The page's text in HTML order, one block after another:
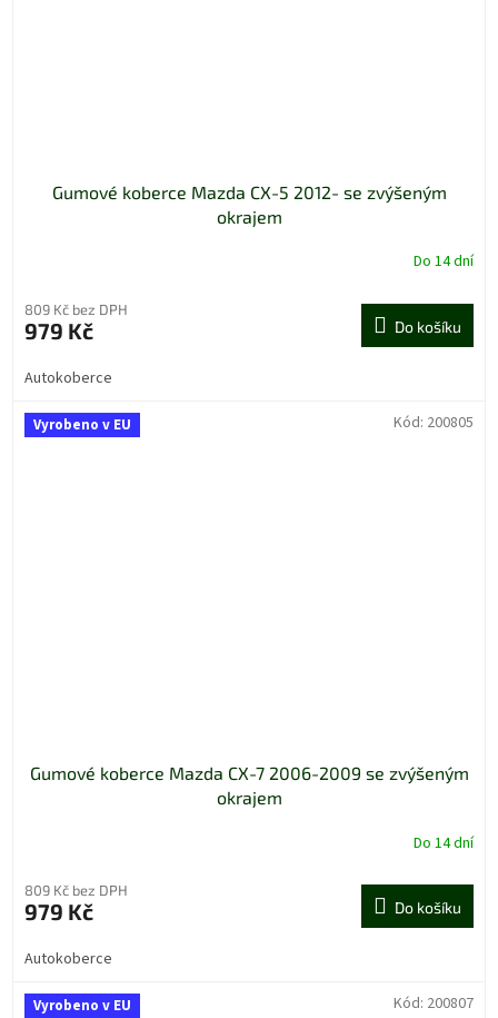
Gumové koberce Mazda CX-5 2012- se zvýšeným
okrajem
Do 14 dní
809 Kč bez DPH
979 Kč Do košíku
Autokoberce
Vyrobeno v EU
Gumové koberce Mazda CX-7 2006-2009 se zvýšeným
okrajem
Do 14 dní
809 Kč bez DPH
979 Kč Do košíku
Autokoberce
Kód: 200805
Vyrobeno v EU Kód: 200807